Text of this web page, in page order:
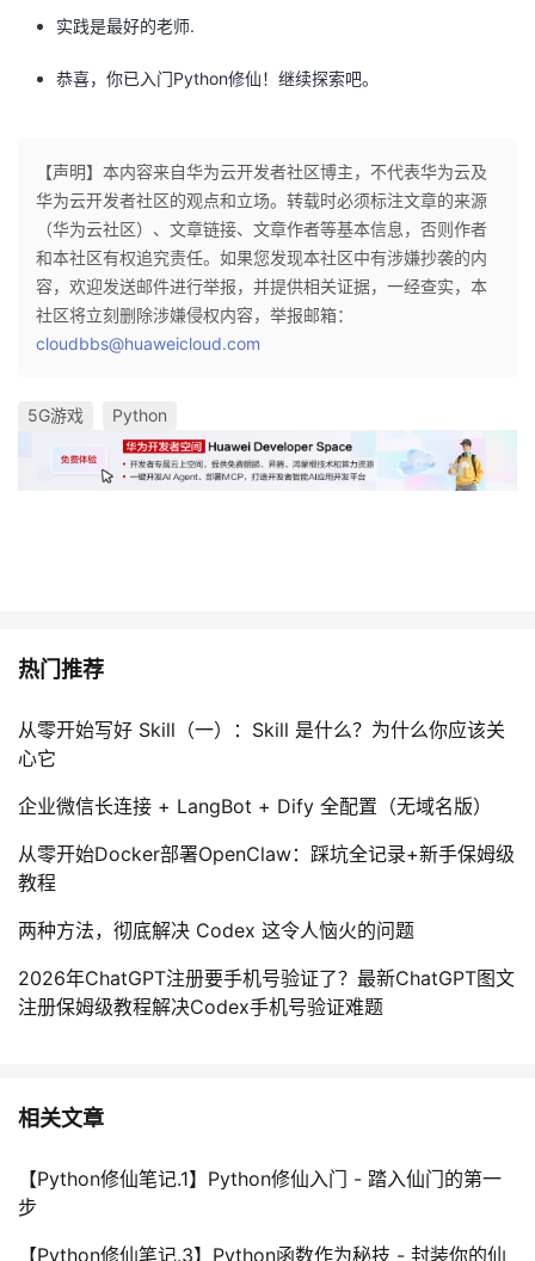
实践是最好的老师.
恭喜，你已入门Python修仙！继续探索吧。
【声明】本内容来自华为云开发者社区博主，不代表华为云及
华为云开发者社区的观点和立场。转载时必须标注文章的来源
（华为云社区）、文章链接、文章作者等基本信息，否则作者
和本社区有权追究责任。如果您发现本社区中有涉嫌抄袭的内
容，欢迎发送邮件进行举报，并提供相关证据，一经查实，本
社区将立刻删除涉嫌侵权内容，举报邮箱：
cloudbbs@huaweicloud.com
5G游戏 Python
热门推荐
从零开始写好 Skill（一）：Skill 是什么？为什么你应该关
心它
企业微信长连接 + LangBot + Dify 全配置（无域名版）
从零开始Docker部署OpenClaw：踩坑全记录+新手保姆级
教程
两种方法，彻底解决 Codex 这令人恼火的问题
2026年ChatGPT注册要手机号验证了？最新ChatGPT图文
注册保姆级教程解决Codex手机号验证难题
相关文章
【Python修仙笔记.1】Python修仙入门 - 踏入仙门的第一
步
【Python修仙笔记.3】Python函数作为秘技 - 封装你的仙